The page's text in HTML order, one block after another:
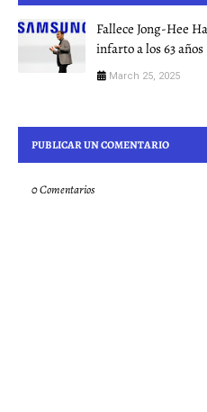
Fallece Jong-Hee
infarto a los 63 años
March 25, 2025
PUBLICAR UN COMENTARIO
0 Comentarios